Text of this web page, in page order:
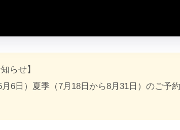
らせ】
6日）夏季（7月18日から8月31日）のご予